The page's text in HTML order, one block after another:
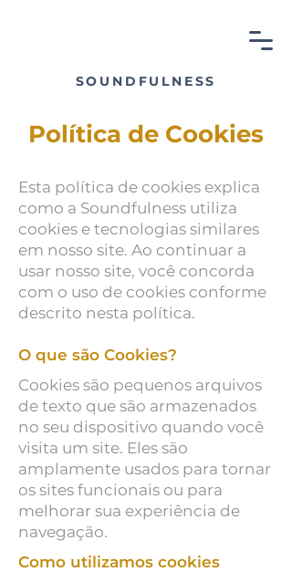
SOUNDFULNESS
Política de Cookies
Esta política de cookies explica
como a Soundfulness utiliza
cookies e tecnologias similares
em nosso site. Ao continuar a
usar nosso site, você concorda
com o uso de cookies conforme
descrito nesta política.
O que são Cookies?
Cookies são pequenos arquivos
de texto que são armazenados
no seu dispositivo quando você
visita um site. Eles são
amplamente usados para tornar
os sites funcionais ou para
melhorar sua experiência de
navegação.
Como utilizamos cookies